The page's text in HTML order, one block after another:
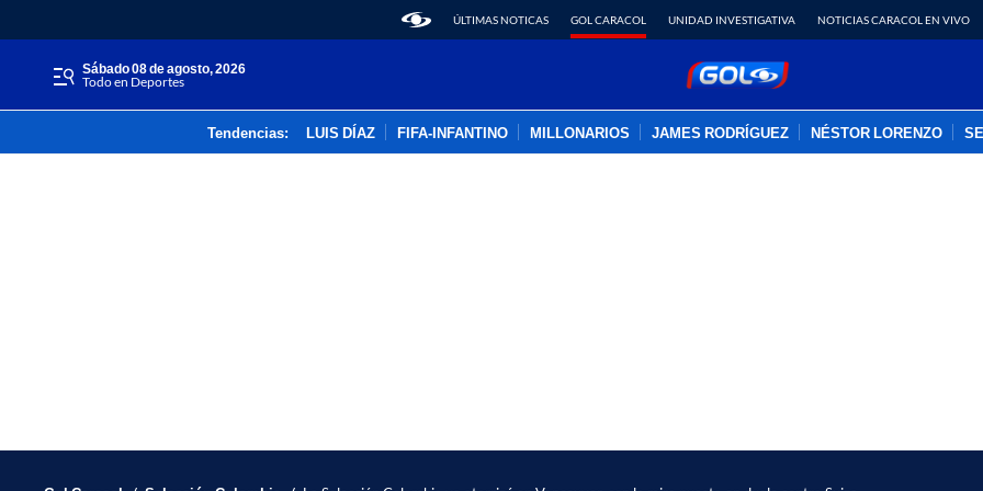
ÚLTIMAS NOTICAS GOL CARACOL UNIDAD INVESTIGATIVA NOTICIAS CARACOL EN VIVO
sábado 08 de agosto, 2026
Todo en Deportes
Tendencias: LUIS DÍAZ FIFA-INFANTINO MILLONARIOS JAMES RODRÍGUEZ NÉSTOR LORENZO